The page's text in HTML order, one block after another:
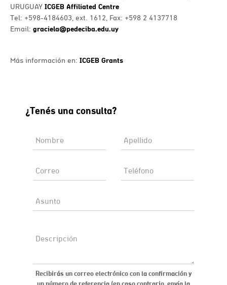
URUGUAY ICGEB Affiliated Centre
Tel: +598-4184603, ext. 1612, Fax: +598 2 4137718
Email: graciela@pedeciba.edu.uy
Más información en: ICGEB Grants